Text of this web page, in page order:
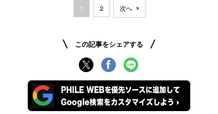
1 2 次へ
この記事をシェアする